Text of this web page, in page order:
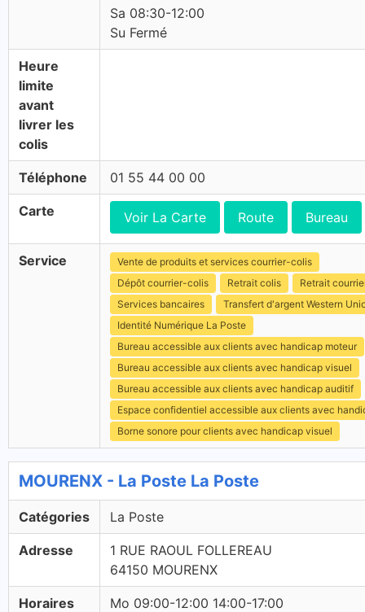
Sa 08:30-12:00
Su Fermé
Heure
limite
avant
livrer les
colis
Téléphone 01 55 44 00 00
Carte Voir La Carte Route Bureau
Service
Vente de produits et services courrier-colis
Dépôt courrier-colis
Retrait colis
Retrait
Services bancaires
Transfert d'argent Western
Identité Numérique La Poste
Bureau accessible aux clients avec handicap moteur
Bureau accessible aux clients avec handicap visuel
Bureau accessible aux clients avec handicap auditif
Espace confidentiel accessible aux clients avec
Borne sonore pour clients avec handicap visuel
MOURENX - La Poste La Poste
Catégories La Poste
Adresse
1 RUE RAOUL FOLLEREAU
64150 MOURENX
Horaires
Mo 09:00-12:00 14:00-17:00